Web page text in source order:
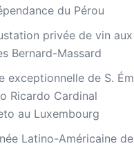
du Pérou
privée de vin aux
Bernard-Massard
exceptionnelle de S. Ém
Ricardo Cardinal
au Luxembourg
Latino-Américaine de